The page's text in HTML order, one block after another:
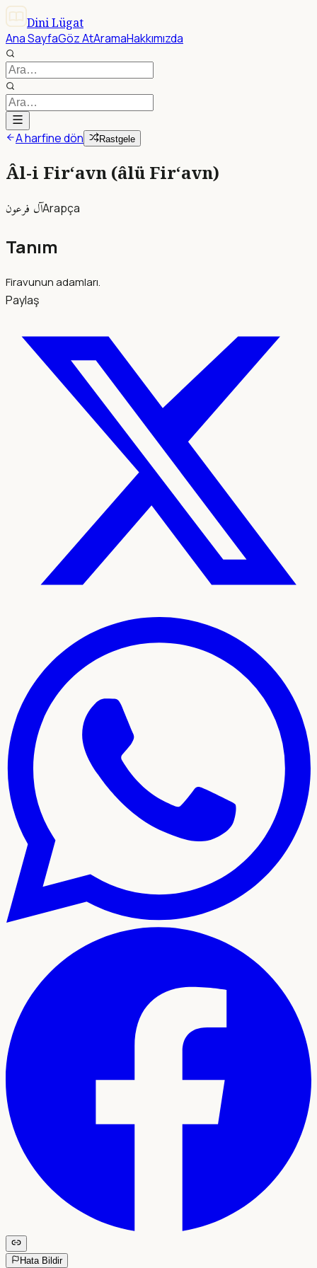
Dini Lügat
Ana SayfaGöz AtAramaHakkımızda
A harfine dön Rastgele
Âl-i Fir‘avn (âlü Fir‘avn)
آل فرعونArapça
Tanım
Firavunun adamları.
Paylaş
Hata Bildir